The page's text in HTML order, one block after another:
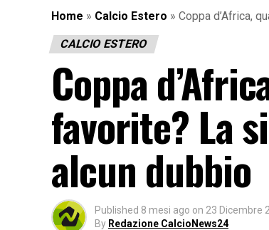
Home » Calcio Estero » Coppa d’Africa,
CALCIO ESTERO
Coppa
favorite? La
alcun dubbio
Published 8 mesi ago on 23 Dicembre
By Redazione CalcioNews24